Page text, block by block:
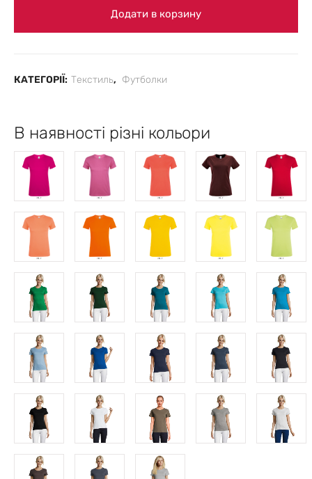
Додати в корзину
КАТЕГОРІЇ: Текстиль, Футболки
В наявності різні кольори